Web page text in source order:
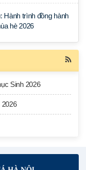
Hành trình đồng hành
hè 2026
Sinh 2026